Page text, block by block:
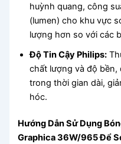
huỳnh quang, công
(lumen) cho khu vực
lượng hơn so với các
Độ Tin Cậy Philips:
chất lượng và độ
trong thời gian dài,
hóc.
Hướng Dẫn Sử Dụng
Graphica 36W/965 Để